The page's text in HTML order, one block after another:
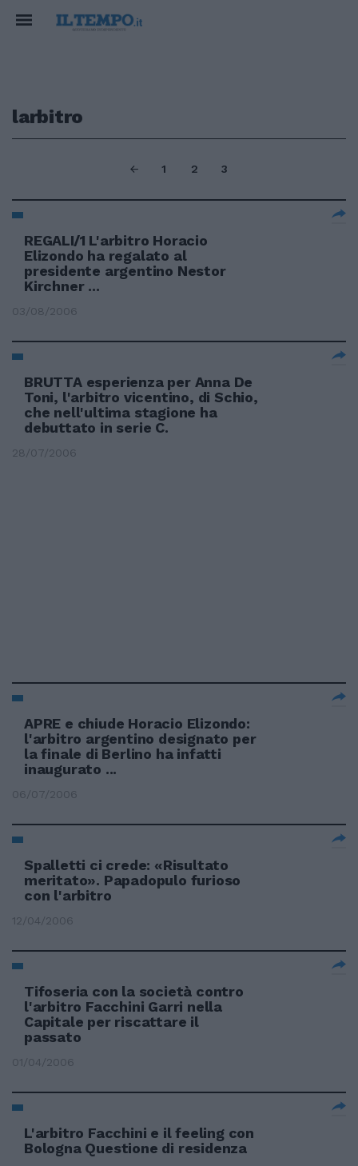
larbitro
1 2 3
REGALI/1 L'arbitro Horacio
Elizondo ha regalato al
presidente argentino Nestor
Kirchner ...
03/08/2006
BRUTTA esperienza per Anna De
Toni, l'arbitro vicentino, di Schio,
che nell'ultima stagione ha
debuttato in serie C.
28/07/2006
APRE e chiude Horacio Elizondo:
l'arbitro argentino designato per
la finale di Berlino ha infatti
inaugurato ...
06/07/2006
Spalletti ci crede: «Risultato
meritato». Papadopulo furioso
con l'arbitro
12/04/2006
Tifoseria con la società contro
l'arbitro Facchini Garri nella
Capitale per riscattare il
passato
01/04/2006
L'arbitro Facchini e il feeling con
Bologna Questione di residenza